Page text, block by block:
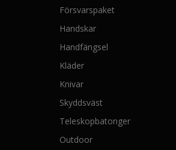
a
k
.
0
Försvarspaket
Handskar
Handfängsel
Kläder
Knivar
Skyddsväst
Teleskopbatonger
Outdoor